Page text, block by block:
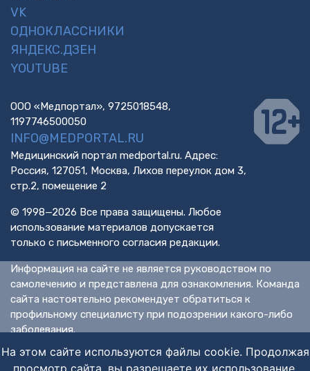
VK
ОДНОКЛАССНИКИ
ЯНДЕКС.ДЗЕН
YOUTUBE
ООО «Медпортал», 9725018548,
1197746500050
INFO@MEDPORTAL.RU
Медицинский портал medportal.ru. Адрес:
Россия, 127051, Москва, Лихов переулок дом 3,
стр.2, помещение 2
© 1998—2026 Все права защищены. Любое
использование материалов допускается
только с письменного согласия редакции.
Информация на сайте не является руководством по
самолечению и представлена для ознакомления. Команда
сайта настоятельно рекомендует обратиться к
профильному специалисту при подозрении какого-либо
заболевания.
ИМЕЮТСЯ ПРОТИВОПОКАЗАНИЯ. НЕОБХОДИМА
КОНСУЛЬТАЦИЯ СПЕЦИАЛИСТА.
На этом сайте используются файлы cookie. Продолжая
просмотр сайта, вы разрешаете их использование.